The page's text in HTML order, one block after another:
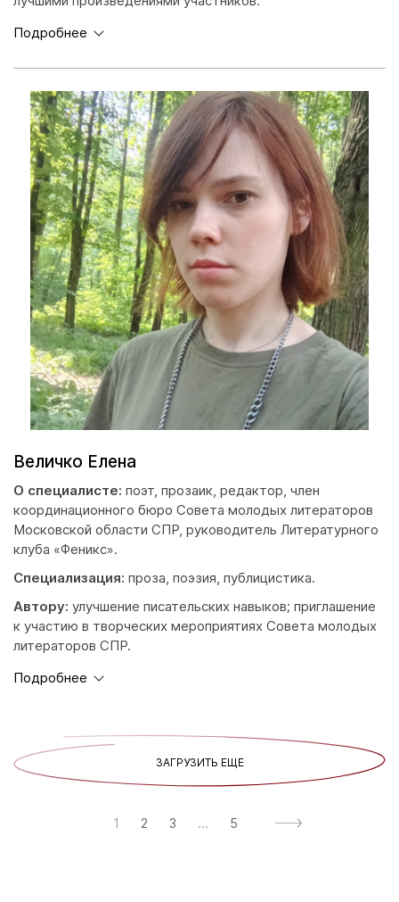
Подробнее
Величко Елена
О специалисте: поэт, прозаик, редактор, член
координационного бюро Совета молодых литераторов
Московской области СПР, руководитель Литературного
клуба «Феникс».
Специализация: проза, поэзия, публицистика.
Автору: улучшение писательских навыков; приглашение
к участию в творческих мероприятиях Совета молодых
литераторов СПР.
Подробнее
ЗАГРУЗИТЬ ЕЩЕ
1 2 3 ... 5